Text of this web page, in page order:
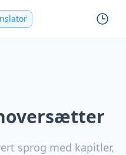
sprog med kapitler,